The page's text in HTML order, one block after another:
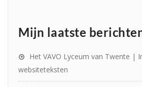
Mijn laatste
Het VAVO Lyceum van Twente |
websiteteksten